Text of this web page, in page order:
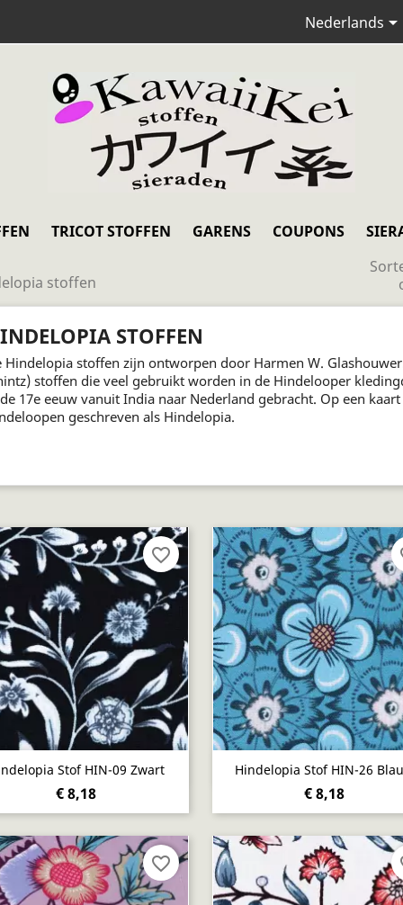
Nederlands
TRICOT STOFFEN GARENS COUPONS
stoffen
STOFFEN
Hindelopia stoffen zijn ontworpen door Harmen W.
stoffen die veel gebruikt worden in de Hindelooper
17e eeuw vanuit India naar Nederland gebracht. Op een
geschreven als Hindelopia.
Stof HIN-09 Zwart
€ 8,18
Snel bekijken
favorite_border
Hindelopia Stof HIN-26
€ 8,18
Snel bekijken
favorite_border